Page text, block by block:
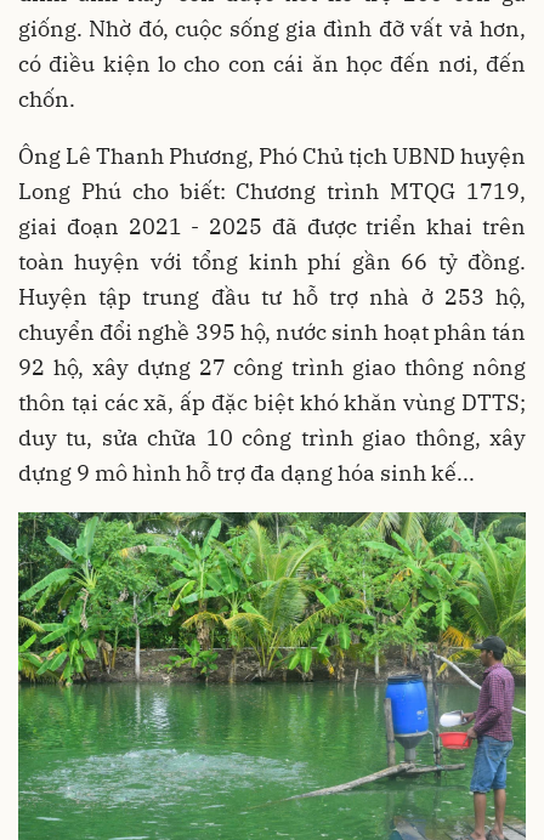
giống. Nhờ đó, cuộc sống gia đình đỡ vất vả hơn,
có điều kiện lo cho con cái ăn học đến nơi, đến
chốn.
Ông Lê Thanh Phương, Phó Chủ tịch UBND huyện
Long Phú cho biết: Chương trình MTQG 1719,
giai đoạn 2021 - 2025 đã được triển khai trên
toàn huyện với tổng kinh phí gần 66 tỷ đồng.
Huyện tập trung đầu tư hỗ trợ nhà ở 253 hộ,
chuyển đổi nghề 395 hộ, nước sinh hoạt phân tán
92 hộ, xây dựng 27 công trình giao thông nông
thôn tại các xã, ấp đặc biệt khó khăn vùng DTTS;
duy tu, sửa chữa 10 công trình giao thông, xây
dựng 9 mô hình hỗ trợ đa dạng hóa sinh kế...